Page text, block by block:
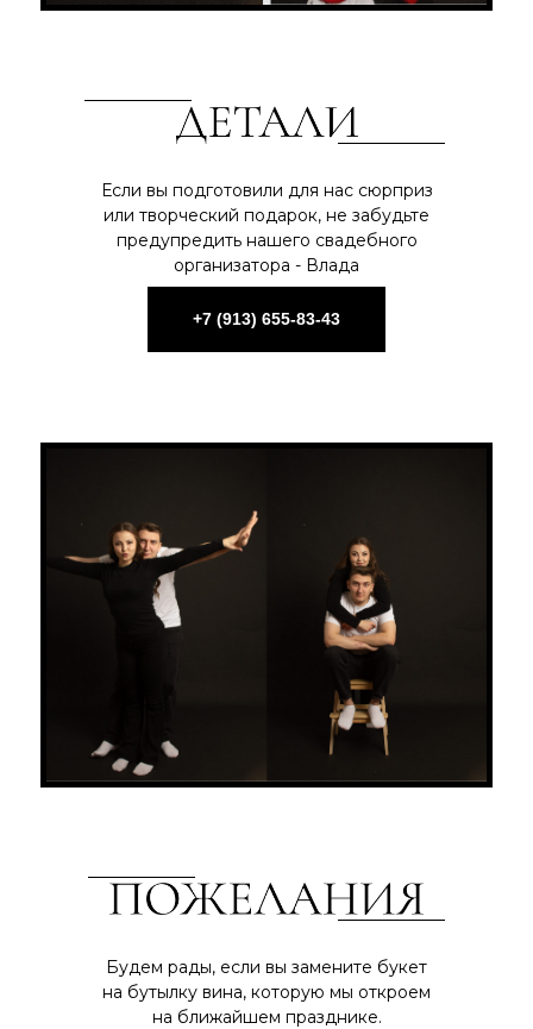
Если вы подготовили для нас сюрприз
или творческий подарок, не забудьте
предупредить нашего свадебного
организатора - Влада
+7 (913) 655-83-43
Будем рады, если вы замените букет
на бутылку вина, которую мы откроем
на ближайшем празднике.